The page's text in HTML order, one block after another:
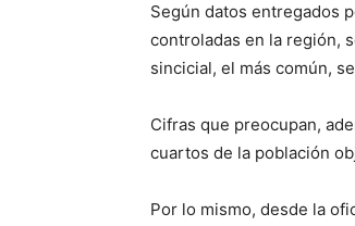
Según datos entregados
controladas en la región,
sincicial, el más común,
Cifras que preocupan,
cuartos de la población
Por lo mismo, desde la